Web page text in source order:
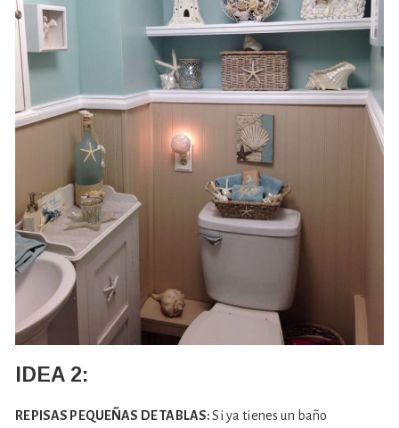
IDEA 2:
REPISAS PEQUEÑAS DE TABLAS:Si ya tienes un baño